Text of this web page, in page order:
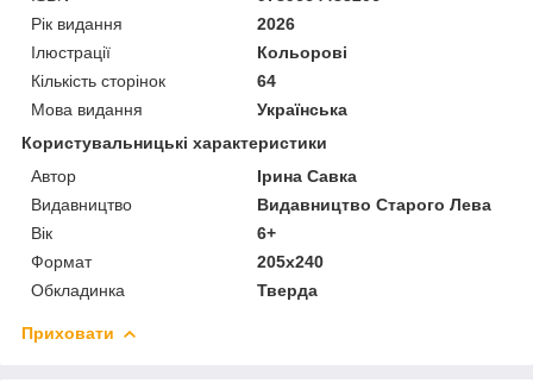
Рік видання
2026
Ілюстрації
Кольорові
Кількість сторінок
64
Мова видання
Українська
Користувальницькі характеристики
Автор
Ірина Савка
Видавництво
Видавництво Старого Лева
Вік
6+
Формат
205x240
Обкладинка
Тверда
Приховати